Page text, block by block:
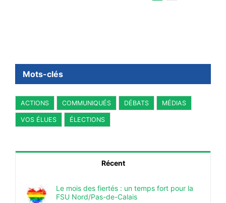
Mots-clés
ACTIONS COMMUNIQUÉS DÉBATS MÉDIAS
VOS ÉLUES ÉLECTIONS
Récent
Le mois des fiertés : un temps fort pour la
FSU Nord/Pas-de-Calais